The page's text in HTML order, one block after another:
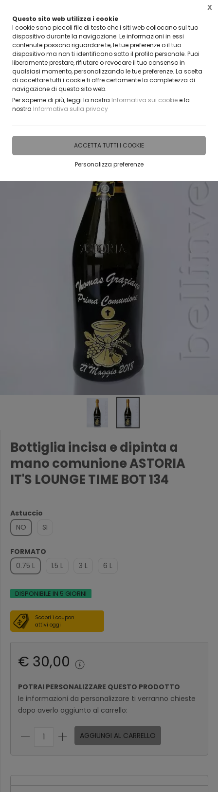
Questo sito web utilizza i cookie
I cookie sono piccoli file di testo che i siti web collocano sul tuo
dispositivo durante la navigazione. Le informazioni in essi
contenute possono riguardare te, le tue preferenze o il tuo
dispositivo ma non ti identificano sotto il profilo personale. Puoi
liberamente prestare, rifiutare o revocare il tuo consenso in
qualsiasi momento, personalizzando le tue preferenze. La scelta
di accettare tutti i cookie ti offre certamente la completezza di
navigazione di questo sito web.
Per saperne di più, leggi la nostra Informativa sui cookiee la
nostra Informativa sulla privacy
ACCETTA TUTTI I COOKIE
Personalizza preferenze
X
VUOI DIVENTARE UN NOSTRO RIVENDITORE?
CONTATTACI
Home IDEE E REGALI PERSONALIZZABILI BOTTIGLIE VETRO PERSONALIZZATE
Bottiglia incisa e dipinta a
mano comunione ASTORIA
IT'S LOUNGE TIME BOT 134
Astuccio
NO
SI
FORMATO
0.75 L
1.5 L 3 L 6 L
DISPONIBILE IN 5 GIORNI
Scopri i coupon
attivi oggi
€ 30,00
POTRAI PERSONALIZZARE QUESTO PRODOTTO
le informazioni da personalizzare ti verranno chieste
dopo averlo aggiunto al carrello:
AGGIUNGI AL CARRELLO